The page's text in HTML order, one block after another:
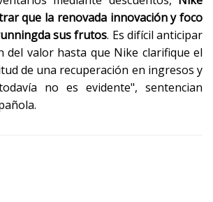
que la renovada innovación y foco
sus frutos. Es difícil anticipar
del valor hasta que Nike clarifique el
de una recuperación en ingresos y
no es evidente", sentencian